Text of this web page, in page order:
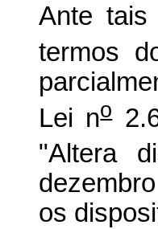
Ante tais
termos
Lei no
"Altera
os